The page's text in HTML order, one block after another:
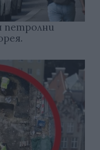
петролни